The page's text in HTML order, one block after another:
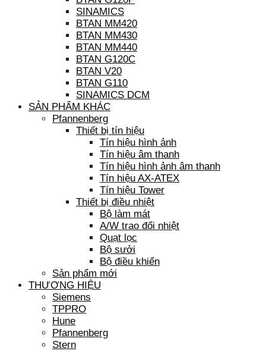
SINAMICS
BTAN MM420
BTAN MM430
BTAN MM440
BTAN G120C
BTAN V20
BTAN G110
SINAMICS DCM
SẢN PHẨM KHÁC
Pfannenberg
Thiết bị tín hiệu
Tín hiệu hình ảnh
Tín hiệu âm thanh
Tín hiệu hình ảnh âm thanh
Tín hiệu AX-ATEX
Tín hiệu Tower
Thiết bị điều nhiệt
Bộ làm mát
A/W trao đổi nhiệt
Quạt lọc
Bộ sưởi
Bộ điều khiển
Sản phẩm mới
THƯƠNG HIỆU
Siemens
TPPRO
Hune
Pfannenberg
Stern